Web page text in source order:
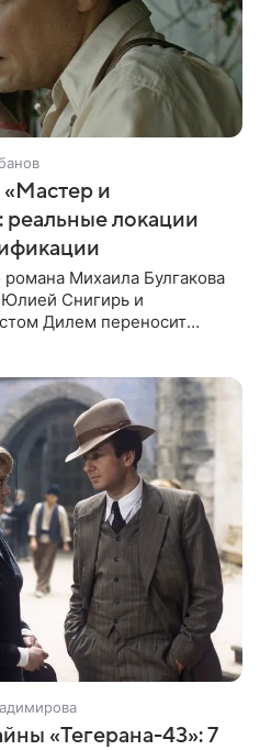
«Мастер и
реальные локации
романа Михаила Булгакова
Снигирь и
Дилем переносит
«Тегерана-43»: 7